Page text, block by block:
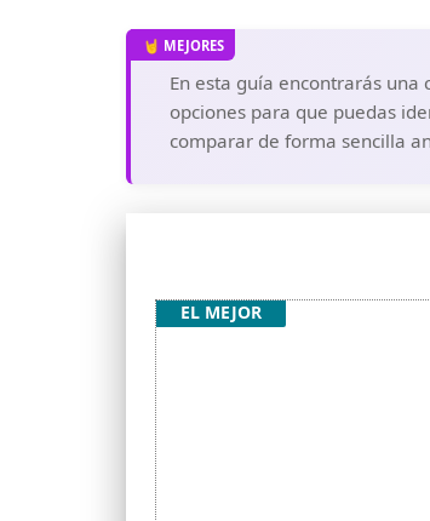
En esta guía encontrarás
opciones para que puedas
comparar de forma sencilla
EL MEJOR